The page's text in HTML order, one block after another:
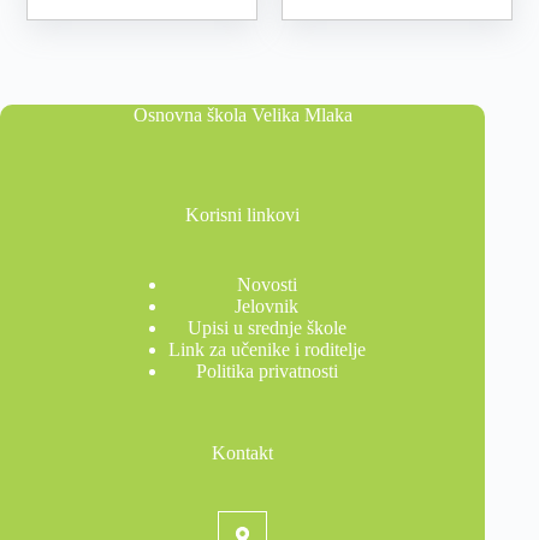
Osnovna škola Velika Mlaka
Korisni linkovi
Novosti
Jelovnik
Upisi u srednje škole
Link za učenike i roditelje
Politika privatnosti
Kontakt